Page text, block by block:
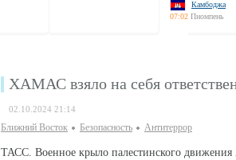
Камбоджа
07:02 Пномпень
ХАМАС взяло на себя
02.10.2024 21:14
Ближний Восток Безопаcность Антитеррор
ТАСС. Военное крыло палестинского